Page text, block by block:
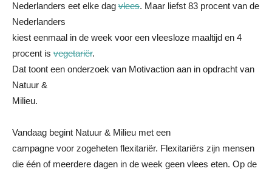
Nederlanders eet elke dag vlees. Maar liefst 83 procent van de
Nederlanders
kiest eenmaal in de week voor een vleesloze maaltijd en 4
procent is vegetariër.
Dat toont een onderzoek van Motivaction aan in opdracht van
Natuur &
Milieu.
Vandaag begint Natuur & Milieu met een
campagne voor zogeheten flexitariër. Flexitariërs zijn mensen
die één of meerdere dagen in de week geen vlees eten. Op de